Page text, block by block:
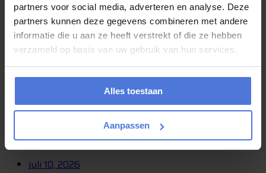
partners voor social media, adverteren en analyse. Deze
partners kunnen deze gegevens combineren met andere
informatie die u aan ze heeft verstrekt of die ze hebben
verzameld op basis van uw gebruik van hun services.
Alles toestaan
Aanpassen
juli 20, 2026
Verhuizen in de zomer: met deze
complete checklist bent u goed
voorbereid
De zomer is een populaire periode om te verhuizen. De dagen zijn
langer, de kans op aangenaam weer is groter en veel mensen hebben
rond...
juli 10, 2026